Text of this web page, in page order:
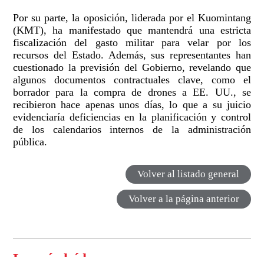
Por su parte, la oposición, liderada por el Kuomintang
(KMT), ha manifestado que mantendrá una estricta
fiscalización del gasto militar para velar por los
recursos del Estado. Además, sus representantes han
cuestionado la previsión del Gobierno, revelando que
algunos documentos contractuales clave, como el
borrador para la compra de drones a EE. UU., se
recibieron hace apenas unos días, lo que a su juicio
evidenciaría deficiencias en la planificación y control
de los calendarios internos de la administración
pública.
Volver al listado general
Volver a la página anterior